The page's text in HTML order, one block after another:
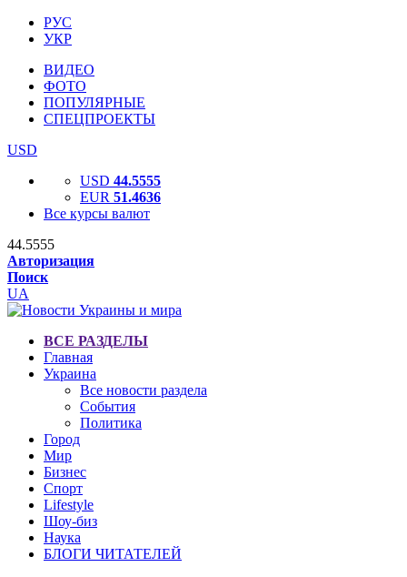
РУС
УКР
ВИДЕО
ФОТО
ПОПУЛЯРНЫЕ
СПЕЦПРОЕКТЫ
USD
USD 44.5555
EUR 51.4636
Все курсы валют
44.5555
Авторизация
Поиск
UA
ВСЕ РАЗДЕЛЫ
Главная
Украина
Все новости раздела
События
Политика
Город
Мир
Бизнес
Спорт
Lifestyle
Шоу-биз
Наука
БЛОГИ ЧИТАТЕЛЕЙ